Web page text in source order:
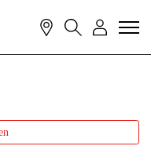
KontaktSucheLogin